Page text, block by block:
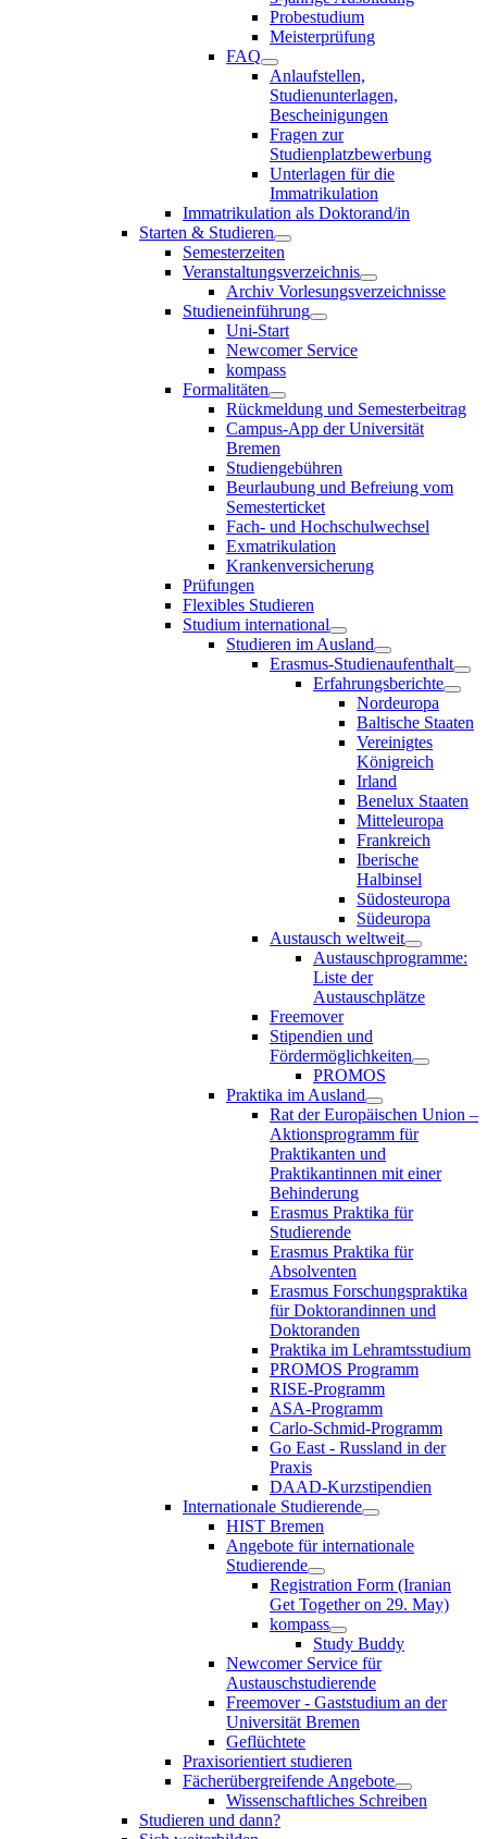
Probestudium
Meisterprüfung
FAQ
Anlaufstellen,
Studienunterlagen,
Bescheinigungen
Fragen zur
Studienplatzbewerbung
Unterlagen für die
Immatrikulation
Immatrikulation als Doktorand/in
Starten & Studieren
Semesterzeiten
Veranstaltungsverzeichnis
Archiv Vorlesungsverzeichnisse
Studieneinführung
Uni-Start
Newcomer Service
kompass
Formalitäten
Rückmeldung und Semesterbeitrag
Campus-App der Universität
Bremen
Studiengebühren
Beurlaubung und Befreiung vom
Semesterticket
Fach- und Hochschulwechsel
Exmatrikulation
Krankenversicherung
Prüfungen
Flexibles Studieren
Studium international
Studieren im Ausland
Erasmus-Studienaufenthalt
Erfahrungsberichte
Nordeuropa
Baltische Staaten
Vereinigtes
Königreich
Irland
Benelux Staaten
Mitteleuropa
Frankreich
Iberische
Halbinsel
Südosteuropa
Südeuropa
Austausch weltweit
Austauschprogramme:
Liste der
Austauschplätze
Freemover
Stipendien und
Fördermöglichkeiten
PROMOS
Praktika im Ausland
Rat der Europäischen Union –
Aktionsprogramm für
Praktikanten und
Praktikantinnen mit einer
Behinderung
Erasmus Praktika für
Studierende
Erasmus Praktika für
Absolventen
Erasmus Forschungspraktika
für Doktorandinnen und
Doktoranden
Praktika im Lehramtsstudium
PROMOS Programm
RISE-Programm
ASA-Programm
Carlo-Schmid-Programm
Go East - Russland in der
Praxis
DAAD-Kurzstipendien
Internationale Studierende
HIST Bremen
Angebote für internationale
Studierende
Registration Form (Iranian
Get Together on 29. May)
kompass
Study Buddy
Newcomer Service für
Austauschstudierende
Freemover - Gaststudium an der
Universität Bremen
Geflüchtete
Praxisorientiert studieren
Fächerübergreifende Angebote
Wissenschaftliches Schreiben
Studieren und dann?